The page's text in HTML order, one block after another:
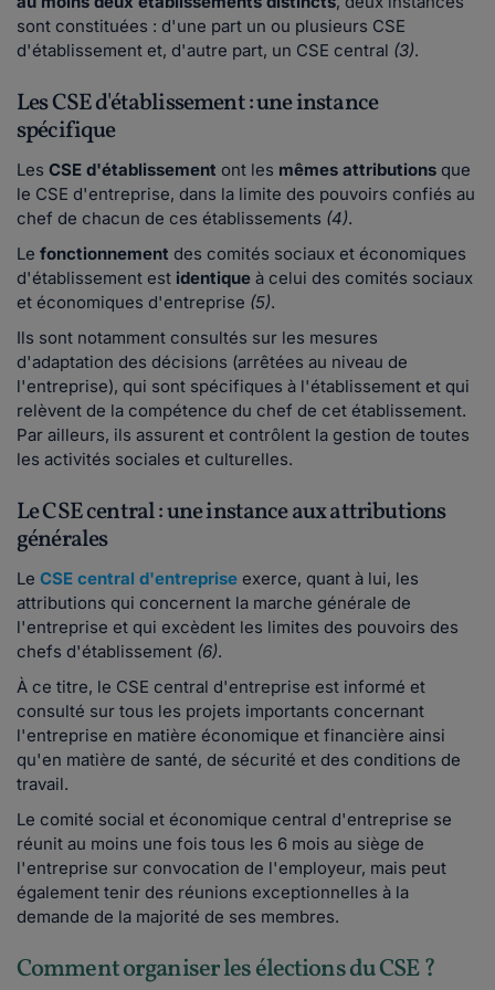
sont constituées : d'une part un ou plusieurs CSE
d'établissement et, d'autre part, un CSE central (3).
Les CSE d'établissement : une instance
spécifique
Les CSE d'établissement ont les mêmes attributions que
le CSE d'entreprise, dans la limite des pouvoirs confiés au
chef de chacun de ces établissements (4).
Le fonctionnement des comités sociaux et économiques
d'établissement est identique à celui des comités sociaux
et économiques d'entreprise (5).
Ils sont notamment consultés sur les mesures
d'adaptation des décisions (arrêtées au niveau de
l'entreprise), qui sont spécifiques à l'établissement et qui
relèvent de la compétence du chef de cet établissement.
Par ailleurs, ils assurent et contrôlent la gestion de toutes
les activités sociales et culturelles.
Le CSE central : une instance aux attributions
générales
Le CSE central d'entreprise exerce, quant à lui, les
attributions qui concernent la marche générale de
l'entreprise et qui excèdent les limites des pouvoirs des
chefs d'établissement (6).
À ce titre, le CSE central d'entreprise est informé et
consulté sur tous les projets importants concernant
l'entreprise en matière économique et financière ainsi
qu'en matière de santé, de sécurité et des conditions de
travail.
Le comité social et économique central d'entreprise se
réunit au moins une fois tous les 6 mois au siège de
l'entreprise sur convocation de l'employeur, mais peut
également tenir des réunions exceptionnelles à la
demande de la majorité de ses membres.
Comment organiser les élections du CSE ?